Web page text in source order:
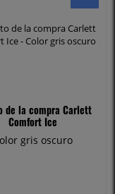
de la compra Carlett
Comfort Ice
gris oscuro